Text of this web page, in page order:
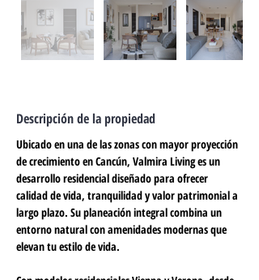
Descripción de la propiedad
Ubicado en una de las zonas con mayor proyección
de crecimiento en Cancún, Valmira Living es un
desarrollo residencial diseñado para ofrecer
calidad de vida, tranquilidad y valor patrimonial a
largo plazo. Su planeación integral combina un
entorno natural con amenidades modernas que
elevan tu estilo de vida.